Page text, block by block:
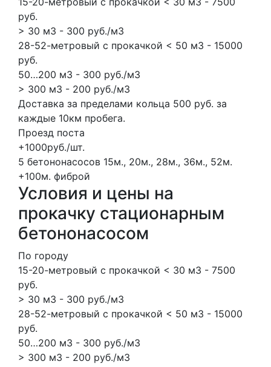
руб.
> 30 м3 - 300 руб./м3
28-52-метровый с прокачкой < 50 м3 - 15000
руб.
50…200 м3 - 300 руб./м3
> 300 м3 - 200 руб./м3
Доставка за пределами кольца 500 руб. за
каждые 10км пробега.
Проезд поста
+1000руб./шт.
5 бетононасосов 15м., 20м., 28м., 36м., 52м.
+100м. фиброй
Условия и цены на
прокачку стационарным
бетононасосом
По городу
15-20-метровый с прокачкой < 30 м3 - 7500
руб.
> 30 м3 - 300 руб./м3
28-52-метровый с прокачкой < 50 м3 - 15000
руб.
50…200 м3 - 300 руб./м3
> 300 м3 - 200 руб./м3